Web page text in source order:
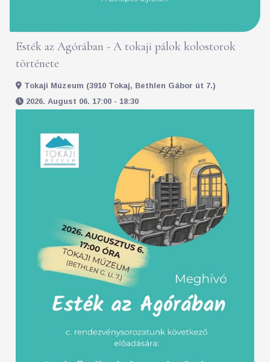
Esték az Agórában - A tokaji pálok kolostorok
története
Tokaji Múzeum (3910 Tokaj, Bethlen Gábor út 7.)
2026. August 06. 17:00 - 18:30